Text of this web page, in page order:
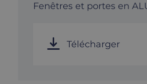
Fenêtres et portes en
Télécharger